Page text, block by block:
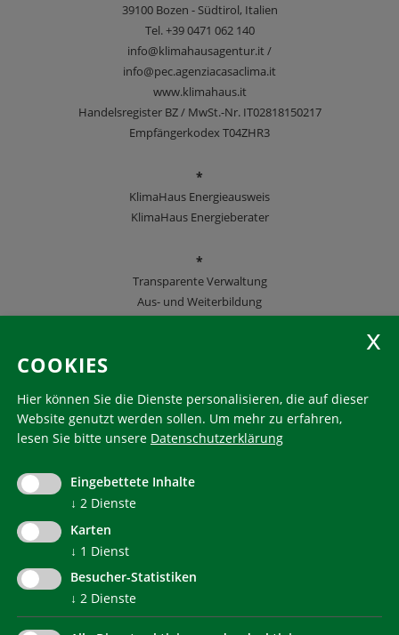
39100 Bozen - Südtirol, Italien
Tel. +39 0471 062 140
info@klimahausagentur.it /
info@pec.agenziacasaclima.it
www.klimahaus.it
Handelsregister BZ / MwSt.-Nr. IT02818150217
Empfängerkodex T04ZHR3
*
KlimaHaus Energieausweis
KlimaHaus Energieberater
*
Transparente Verwaltung
Aus- und Weiterbildung
KlimaHaus ist eine eingetragene Marke. Die Nutzung muss
communication@klimahausagentur.it
© 2022 Agentur für Energie Südtirol - KlimaHaus
COOKIES
Hier können Sie die Dienste personalisieren, die auf dieser
Website genutzt werden sollen. Um mehr zu erfahren,
lesen Sie bitte unsere Datenschutzerklärung
Eingebettete Inhalte
↓ 2 Dienste
Karten
↓ 1 Dienst
Besucher-Statistiken
↓ 2 Dienste